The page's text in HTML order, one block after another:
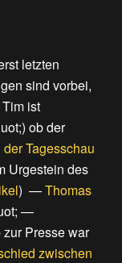
letzten
sind vorbei,
Tim ist
ob der
Tagesschau
Urgestein des
) —Thomas
—
Presse war
zwischen